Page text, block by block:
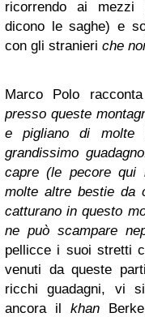
ricorrendo ai mezzi
dicono le saghe) e
con gli stranieri che
Marco Polo
presso queste
e pigliano di molte
grandissimo
capre (le pecore qui
molte altre bestie da
catturano in questo
ne può scampare
pellicce i suoi stretti
venuti da queste
ricchi guadagni, vi
ancora il khan